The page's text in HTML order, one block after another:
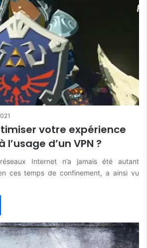
votre expérience
d’un VPN ?
Internet n’a jamais été autant
ces temps de confinement, a ainsi vu